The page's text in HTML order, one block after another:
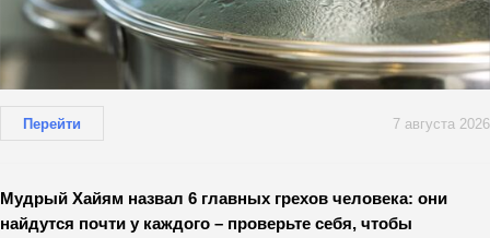
Перейти 7 августа 2026
Мудрый Хайям назвал 6 главных грехов человека: они
найдутся почти у каждого – проверьте себя, чтобы